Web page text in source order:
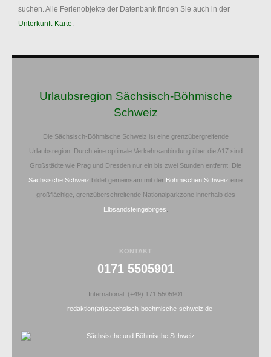
suchen. Alle Ferienobjekte der Datenbank finden Sie auch in der
Unterkunft-Karte.
Urlaubsregion Sächsisch-Böhmische
Schweiz
Die Sächsisch-Böhmische Schweiz ist eine grenzübergreifende
Urlaubsregion. Durch eine optimale Verkehrsanbindung über die A17 sind
Großstädte wie Prag und Dresden nur ein bis zwei Stunden entfernt. Die
Sächsische Schweiz bildet gemeinsam mit der Böhmischen Schweiz eine
großflächige, grenzüberschreitende Nationalparkzone innerhalb des
Elbsandsteingebirges
KONTAKT
0171 5505901
International: (+49) 171 5505901
redaktion(at)saechsisch-boehmische-schweiz.de